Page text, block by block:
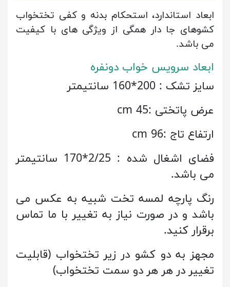
ابعاد استاندارد، استحکام بدنه و کفی تختخواب
کشوهای جا دار همگی از ویژگی های با کیفیت
می باشد.
ابعاد سرویس خواب دونفره
سایز تشک : 200*160 سانتیمتر
عرض پاتختی :45 cm
ارتفاع تاج :96 cm
فضای اشغال شده : 2/25*170 سانتیمتر
می باشد.
رنگ پارچه لمسه تخت شبیه به عکس می
باشد و در صورت نیاز به تغییر با ما تماس
برقرار کنید.
مجهز به دو کشو در زیر تختخواب (قابلیت
تغییر در هر هر دو سمت تختخواب)